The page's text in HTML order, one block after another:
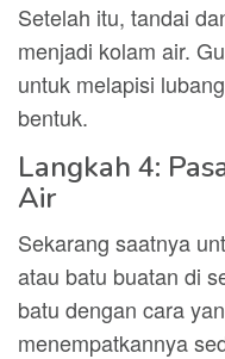
Setelah itu, tandai
menjadi kolam air.
untuk melapisi
bentuk.
Langkah 4:
Air
Sekarang saatnya
atau batu buatan di
batu dengan cara
menempatkannya